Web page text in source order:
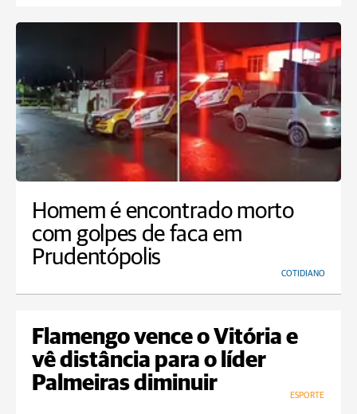
Homem é encontrado morto
com golpes de faca em
Prudentópolis
COTIDIANO
Flamengo vence o Vitória e
vê distância para o líder
Palmeiras diminuir
ESPORTE